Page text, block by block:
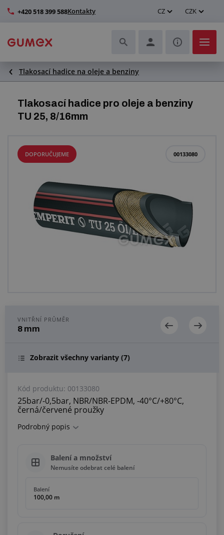
+420 518 399 588Kontakty CZ CZK
Hadice a jejich kompletace
Profily a výroba těsnění
Dopravníkové pásy a montáž
Zlepšení pracovního prostředí
Další pryžové a plastové výrobky
Centrum poptávek
Tlakosací hadice na oleje a benziny
Tlakosací hadice pro oleje a benziny
TU 25, 8/16mm
00133080
DOPORUČUJEME
VNITŘNÍ PRŮMĚR
8 mm
Zobrazit všechny varianty (7)
Kód produktu: 00133080
25bar/-0,5bar, NBR/NBR-EPDM, -40°C/+80°C,
černá/červené proužky
Podrobný popis
Balení a množství
Nemusíte odebrat celé balení
Balení
100,00 m